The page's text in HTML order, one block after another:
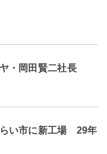
・岡田賢二社長
らい市に新工場 29年